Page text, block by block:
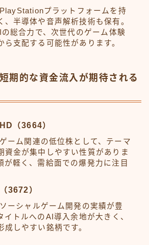
PlayStationプラットフォームを持
、半導体や音声解析技術も保有。
総合力で、次世代のゲーム体験
ら支配する可能性があります。
期的な資金流入が期待される
（3664）
ゲーム関連の低位株として、テーマ
資金が集中しやすい性質がありま
が軽く、需給面での爆発力に注目
3672）
ソーシャルゲーム開発の実績が豊
イトルへのAI導入余地が大きく、
成しやすい銘柄です。